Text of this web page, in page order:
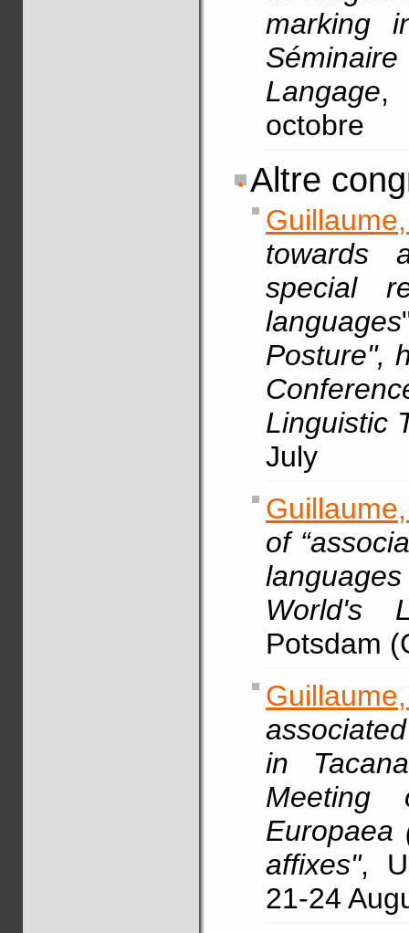
marking
Langage,
octobre
Altre
towards
special
languages
Posture",
Linguistic
July
of
World's
Potsdam
in
Meeting
Europaea
affixes",
21-24